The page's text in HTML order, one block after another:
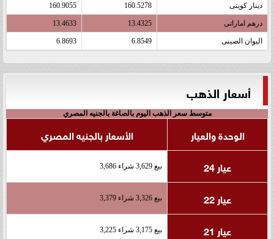
دينار كويتى 160.5278
160.9055
درهم اماراتى 13.4325
13.4633
اليوان الصينى 6.8549
6.8693
أسعار الذهب
متوسط سعر الذهب اليوم بالصاغة بالجنيه المصري
الوحدة والعيار
الأسعار بالجنيه المصري
عيار 24
بيع 3,629 شراء 3,686
عيار 22 بيع 3,326 شراء 3,379
عيار 21 بيع 3,175 شراء 3,225